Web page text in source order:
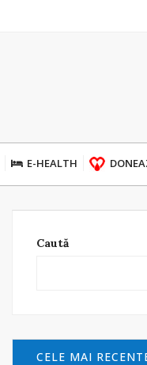
E-HEALTH
Caută
CELE MAI